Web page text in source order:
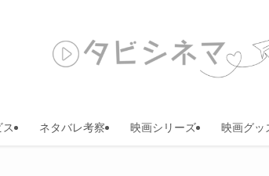
ネタバレ考察 映画シリーズ 映画グッ